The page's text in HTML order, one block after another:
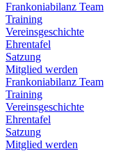
Frankoniabilanz Team
Training
Vereinsgeschichte
Ehrentafel
Satzung
Mitglied werden
Frankoniabilanz Team
Training
Vereinsgeschichte
Ehrentafel
Satzung
Mitglied werden